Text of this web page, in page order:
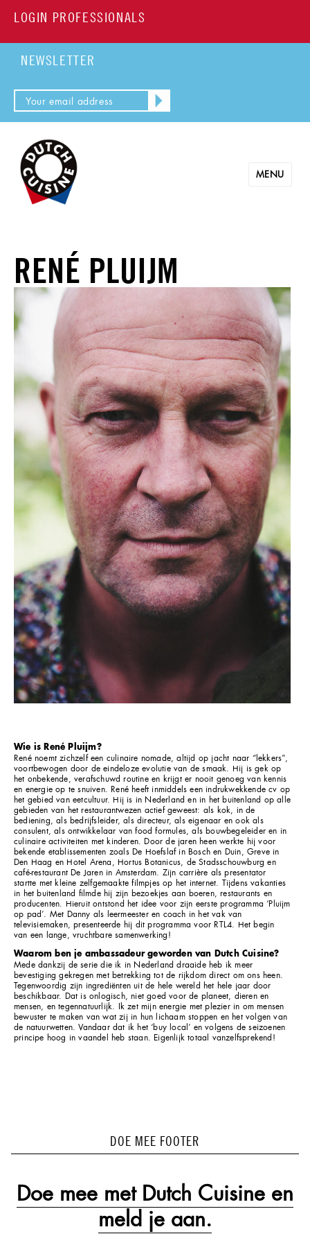
LOGIN PROFESSIONALS
NEWSLETTER
MENU
RENÉ PLUIJM
Wie is René Pluijm?
René noemt zichzelf een culinaire nomade, altijd op jacht naar “lekkers”,
voortbewogen door de eindeloze evolutie van de smaak. Hij is gek op
het onbekende, verafschuwd routine en krijgt er nooit genoeg van kennis
en energie op te snuiven. René heeft inmiddels een indrukwekkende cv op
het gebied van eetcultuur. Hij is in Nederland en in het buitenland op alle
gebieden van het restaurantwezen actief geweest: als kok, in de
bediening, als bedrijfsleider, als directeur, als eigenaar en ook als
consulent, als ontwikkelaar van food formules, als bouwbegeleider en in
culinaire activiteiten met kinderen. Door de jaren heen werkte hij voor
bekende etablissementen zoals De Hoefslaf in Bosch en Duin, Greve in
Den Haag en Hotel Arena, Hortus Botanicus, de Stadsschouwburg en
café-restaurant De Jaren in Amsterdam. Zijn carrière als presentator
startte met kleine zelfgemaakte filmpjes op het internet. Tijdens vakanties
in het buitenland filmde hij zijn bezoekjes aan boeren, restaurants en
producenten. Hieruit ontstond het idee voor zijn eerste programma ‘Pluijm
op pad’. Met Danny als leermeester en coach in het vak van
televisiemaken, presenteerde hij dit programma voor RTL4. Het begin
van een lange, vruchtbare samenwerking!
Waarom ben je ambassadeur geworden van Dutch Cuisine?
Mede dankzij de serie die ik in Nederland draaide heb ik meer
bevestiging gekregen met betrekking tot de rijkdom direct om ons heen.
Tegenwoordig zijn ingrediënten uit de hele wereld het hele jaar door
beschikbaar. Dat is onlogisch, niet goed voor de planeet, dieren en
mensen, en tegennatuurlijk. Ik zet mijn energie met plezier in om mensen
bewuster te maken van wat zij in hun lichaam stoppen en het volgen van
de natuurwetten. Vandaar dat ik het ‘buy local’ en volgens de seizoenen
principe hoog in vaandel heb staan. Eigenlijk totaal vanzelfsprekend!
DOE MEE FOOTER
Doe mee met Dutch Cuisine en
meld je aan.